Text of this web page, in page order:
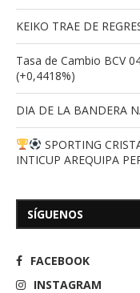
KEIKO TRAE DE
Tasa de Cambio BCV
(+0,4418%)
DIA DE LA BANDERA
SPORTING
INTICUP AREQUIPA
SÍGUENOS
FACEBOOK
INSTAGRAM